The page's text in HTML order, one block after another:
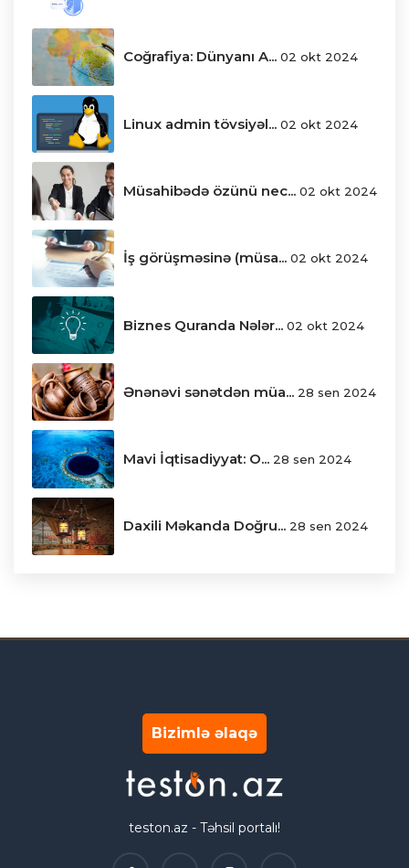
Coğrafiya: Dünyanı A... 02 okt 2024
Linux admin tövsiyəl... 02 okt 2024
Müsahibədə özünü nec... 02 okt 2024
İş görüşməsinə (müsa... 02 okt 2024
Biznes Quranda Nələr... 02 okt 2024
Ənənəvi sənətdən müa... 28 sen 2024
Mavi İqtisadiyyat: O... 28 sen 2024
Daxili Məkanda Doğru... 28 sen 2024
Bizimlə əlaqə
teston.az - Təhsil portalı!